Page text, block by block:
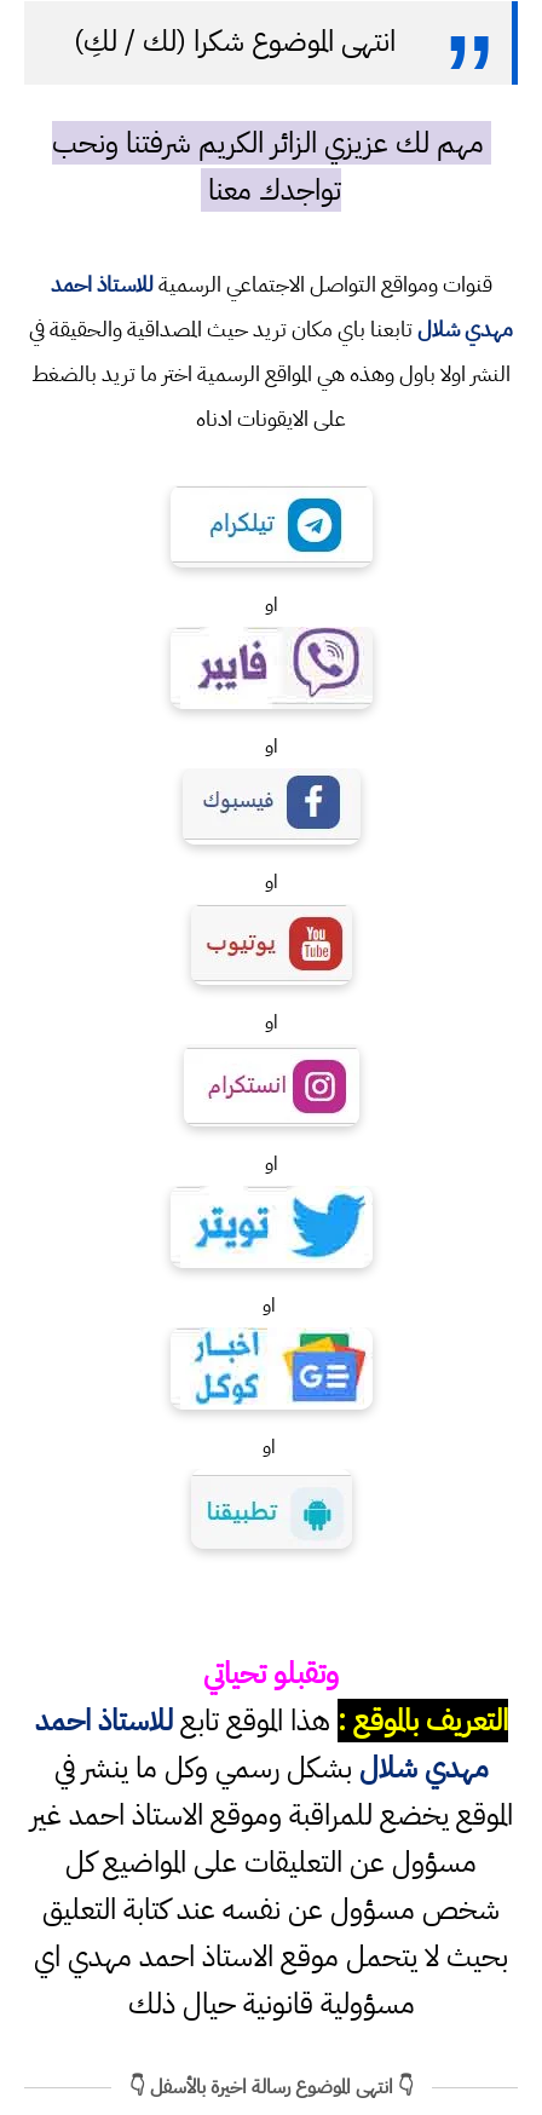
انتهى الموضوع شكرا (لك / لكِ)
مهم لك عزيزي الزائر الكريم شرفتنا ونحب
تواجدك معنا
قنوات ومواقع التواصل الاجتماعي الرسميةللاستاذ احمد
مهدي شلالتابعنا باي مكان تريد حيث المصداقية والحقيقة في
النشر اولا باول وهذه هي المواقع الرسمية اختر ما تريد بالضغط
على الايقونات ادناه
او
او
او
او
او
او
او
وتقبلو تحياتي
التعريف بالموقع : هذا الموقع تابعللاستاذ احمد
مهدي شلال بشكل رسمي وكل ما ينشر في
الموقع يخضع للمراقبة وموقع الاستاذ احمد غير
مسؤول عن التعليقات على المواضيع كل
شخص مسؤول عن نفسه عند كتابة التعليق
بحيث لا يتحمل موقع الاستاذ احمد مهدي اي
مسؤولية قانونية حيال ذلك
👇 انتهى الموضوع رسالة اخيرة بالأسفل 👇